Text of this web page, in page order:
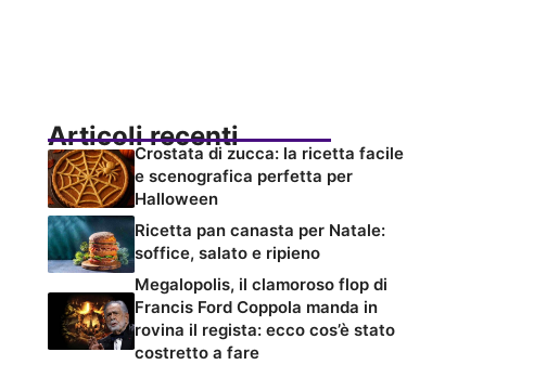
Articoli recenti
Crostata di zucca: la ricetta facile
e scenografica perfetta per
Halloween
Ricetta pan canasta per Natale:
soffice, salato e ripieno
Megalopolis, il clamoroso flop di
Francis Ford Coppola manda in
rovina il regista: ecco cos’è stato
costretto a fare